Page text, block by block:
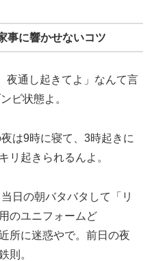
事に響かせないコツ
夜通し起きてよ」なんて言
ビ状態よ。
は9時に寝て、3時起きに
リ起きられるんよ。
当日の朝バタバタして「リ
のユニフォームど
所に迷惑やで。前日の夜
則。